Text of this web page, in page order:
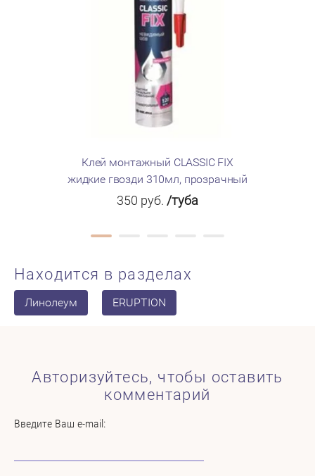
Клей монтажный CLASSIC FIX
жидкие гвозди 310мл, прозрачный
350 руб. /туба
Находится в разделах
Линолеум ERUPTION
Авторизуйтесь, чтобы оставить
комментарий
Введите Ваш e-mail: